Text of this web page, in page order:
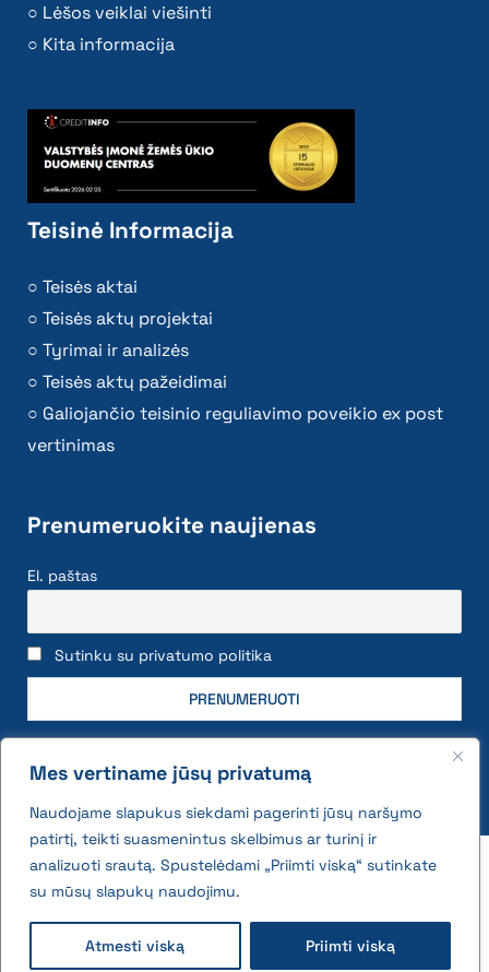
Mes vertiname jūsų privatumą
Naudojame slapukus siekdami pagerinti jūsų naršymo
patirtį, teikti suasmenintus skelbimus ar turinį ir
analizuoti srautą. Spustelėdami „Priimti viską“ sutinkate
su mūsų slapukų naudojimu.
Atmesti viską Priimti viską
Lėšos veiklai viešinti
Kita informacija
Teisinė Informacija
Teisės aktai
Teisės aktų projektai
Tyrimai ir analizės
Teisės aktų pažeidimai
Galiojančio teisinio reguliavimo poveikio ex post
vertinimas
Prenumeruokite naujienas
El. paštas
Sutinku su privatumo politika
2026 © All rights reserved | VĮ Žemės ūkio duomenų
centras
Privatumo politika ir slapukų naudojimo taisyklės
Interneto svetainės medis